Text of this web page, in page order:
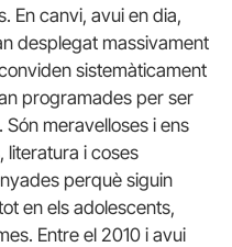
En canvi, avui en dia,
desplegat massivament
sistemàticament
programades per ser
meravelloses i ens
literatura i coses
perquè siguin
en els adolescents,
Entre el 2010 i avui